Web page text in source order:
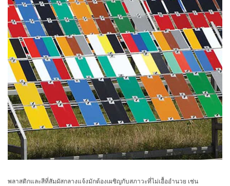
ไฟฟ้า
สี
และ
สาร
เคลือบ
ผลิตภัณฑ์
ดูแล
ส่วน
บุคคล
ยา
พลาสติก
พิมพ์
พลาสติกและสีที่สัมผัสกลางแจ้งมักต้องเผชิญกับสภาวะที่ไม่เอื้ออำนวย เช่น